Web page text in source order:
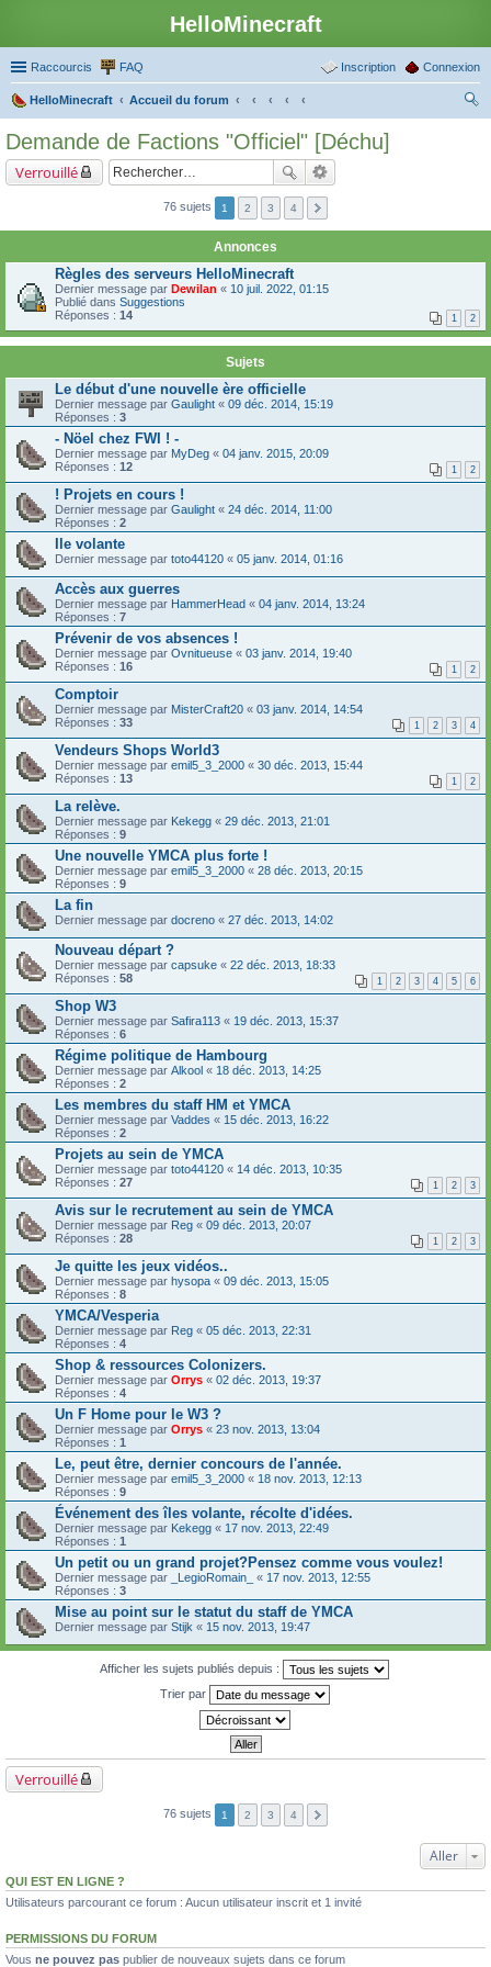
HelloMinecraft
Raccourcis FAQ Connexion
Inscription
HelloMinecraft
Accueil du forum
Demande de Factions "Officiel" [Déchu]
Verrouillé
76 sujets 1 2 3 4
Annonces
Règles des serveurs HelloMinecraft
Dernier message par Dewilan « 10 juil. 2022, 01:15
Publié dans Suggestions
Réponses : 14 1 2
Sujets
Le début d'une nouvelle ère officielle
Dernier message par Gaulight « 09 déc. 2014, 15:19
Réponses : 3
- Nöel chez FWI ! -
Dernier message par MyDeg « 04 janv. 2015, 20:09
Réponses : 12 1 2
! Projets en cours !
Dernier message par Gaulight « 24 déc. 2014, 11:00
Réponses : 2
Ile volante
Dernier message par toto44120 « 05 janv. 2014, 01:16
Accès aux guerres
Dernier message par HammerHead « 04 janv. 2014, 13:24
Réponses : 7
Prévenir de vos absences !
Dernier message par Ovnitueuse « 03 janv. 2014, 19:40
Réponses : 16 1 2
Comptoir
Dernier message par MisterCraft20 « 03 janv. 2014, 14:54
Réponses : 33 1 2 3 4
Vendeurs Shops World3
Dernier message par emil5_3_2000 « 30 déc. 2013, 15:44
Réponses : 13 1 2
La relève.
Dernier message par Kekegg « 29 déc. 2013, 21:01
Réponses : 9
Une nouvelle YMCA plus forte !
Dernier message par emil5_3_2000 « 28 déc. 2013, 20:15
Réponses : 9
La fin
Dernier message par docreno « 27 déc. 2013, 14:02
Nouveau départ ?
Dernier message par capsuke « 22 déc. 2013, 18:33
Réponses : 58 1 2 3 4 5 6
Shop W3
Dernier message par Safira113 « 19 déc. 2013, 15:37
Réponses : 6
Régime politique de Hambourg
Dernier message par Alkool « 18 déc. 2013, 14:25
Réponses : 2
Les membres du staff HM et YMCA
Dernier message par Vaddes « 15 déc. 2013, 16:22
Réponses : 2
Projets au sein de YMCA
Dernier message par toto44120 « 14 déc. 2013, 10:35
Réponses : 27 1 2 3
Avis sur le recrutement au sein de YMCA
Dernier message par Reg « 09 déc. 2013, 20:07
Réponses : 28 1 2 3
Je quitte les jeux vidéos..
Dernier message par hysopa « 09 déc. 2013, 15:05
Réponses : 8
YMCA/Vesperia
Dernier message par Reg « 05 déc. 2013, 22:31
Réponses : 4
Shop & ressources Colonizers.
Dernier message par Orrys « 02 déc. 2013, 19:37
Réponses : 4
Un F Home pour le W3 ?
Dernier message par Orrys « 23 nov. 2013, 13:04
Réponses : 1
Le, peut être, dernier concours de l'année.
Dernier message par emil5_3_2000 « 18 nov. 2013, 12:13
Réponses : 9
Événement des îles volante, récolte d'idées.
Dernier message par Kekegg « 17 nov. 2013, 22:49
Réponses : 1
Un petit ou un grand projet?Pensez comme vous voulez!
Dernier message par _LegioRomain_ « 17 nov. 2013, 12:55
Réponses : 3
Mise au point sur le statut du staff de YMCA
Dernier message par Stijk « 15 nov. 2013, 19:47
Afficher les sujets publiés depuis :
Trier par
Verrouillé
76 sujets 1 2 3 4
Aller
QUI EST EN LIGNE ?
Utilisateurs parcourant ce forum : Aucun utilisateur inscrit et 1 invité
PERMISSIONS DU FORUM
Vous ne pouvez pas publier de nouveaux sujets dans ce forum